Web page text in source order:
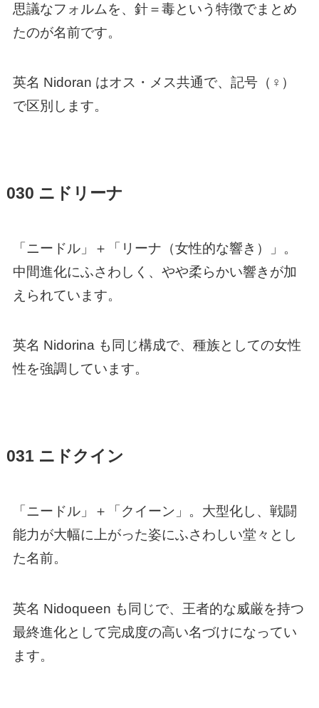
思議なフォルムを、針＝毒という特徴でまとめ
たのが名前です。
英名 Nidoran はオス・メス共通で、記号（♀）
で区別します。
030 ニドリーナ
「ニードル」＋「リーナ（女性的な響き）」。
中間進化にふさわしく、やや柔らかい響きが加
えられています。
英名 Nidorina も同じ構成で、種族としての女性
性を強調しています。
031 ニドクイン
「ニードル」＋「クイーン」。大型化し、戦闘
能力が大幅に上がった姿にふさわしい堂々とし
た名前。
英名 Nidoqueen も同じで、王者的な威厳を持つ
最終進化として完成度の高い名づけになってい
ます。